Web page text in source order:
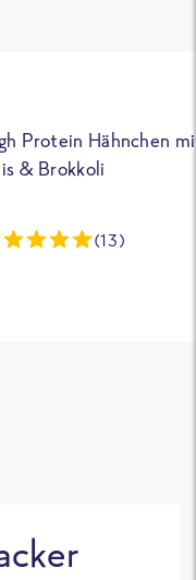
Protein Hähnchen
& Brokkoli
(13)